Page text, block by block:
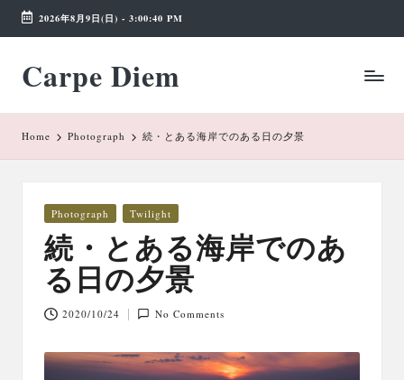
Skip
content
2026年8月9日(日) - 3:00:40 PM
Carpe Diem
Weekend
Wonderland
Home Photograph 続・とある海岸でのある日の夕景
Posted
Photograph Twilight
続・とある海岸でのあ
る日の夕景
2020/10/24 No Comments